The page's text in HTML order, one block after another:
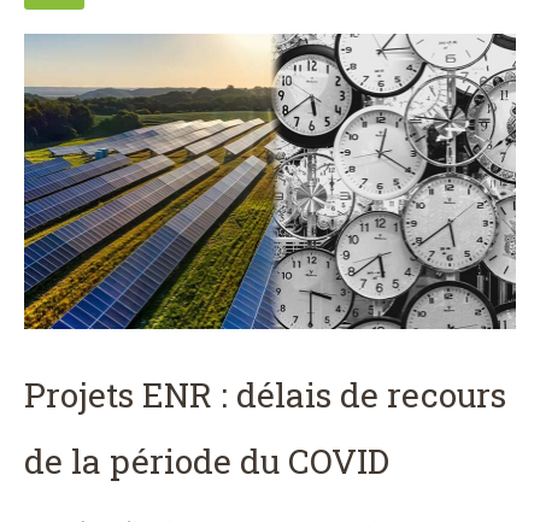
Projets ENR : délais de recours
de la période du COVID